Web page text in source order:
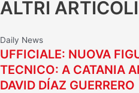
ALTRI ARTICOLI
Daily News
UFFICIALE: NUOVA
TECNICO: A CATANIA
DAVID DÍAZ GUERRERO